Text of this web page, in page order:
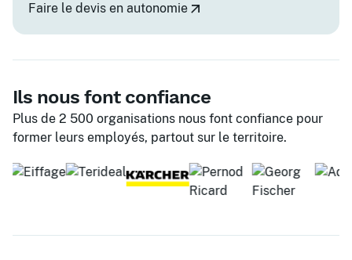
Faire le devis en autonomie
Ils nous font confiance
Plus de 2 500 organisations nous font confiance pour
former leurs employés, partout sur le territoire.